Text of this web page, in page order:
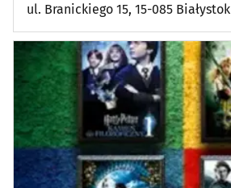
ul. Branickiego 15, 15-085 Białystok